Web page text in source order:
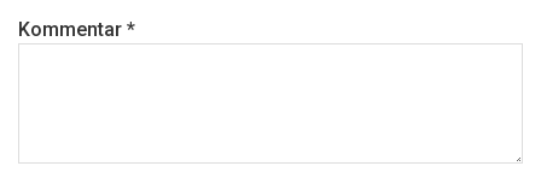
Kommentar *